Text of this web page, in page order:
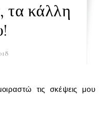
τα κάλλη